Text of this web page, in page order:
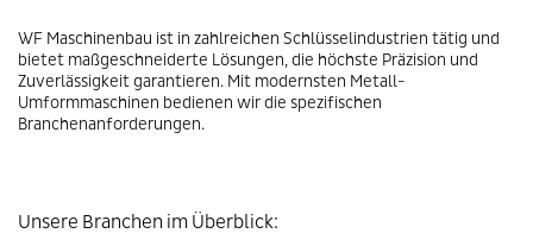
WF Maschinenbau ist in zahlreichen Schlüsselindustrien tätig und
bietet maßgeschneiderte Lösungen, die höchste Präzision und
Zuverlässigkeit garantieren. Mit modernsten Metall-
Umformmaschinen bedienen wir die spezifischen
Branchenanforderungen.
Unsere Branchen im Überblick: